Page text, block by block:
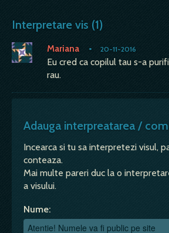
Interpretare vis (1)
Mariana • 20-11-2016
Eu cred ca copilul tau s-a
rau.
Adauga interpreatarea /
Incearca si tu sa interpretezi visul,
conteaza.
Mai multe pareri duc la o
a visului.
Nume: